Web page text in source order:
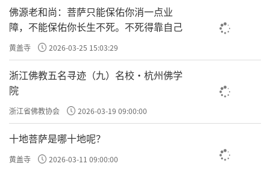
佛源老和尚：菩萨只能保佑你消一点业
障，不能保佑你长生不死。不死得靠自己
黄盖寺 2026-03-25 15:03:29
浙江佛教五名寻迹（九）名校·杭州佛学
院
浙江省佛教协会 2026-03-19 09:00:00
十地菩萨是哪十地呢？
黄盖寺 2026-03-11 09:00:00